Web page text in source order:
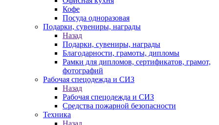
Кофе
Посуда одноразовая
Подарки, сувениры, награды
Назад
Подарки, сувениры, награды
Благодарности, грамоты, дипломы
Рамки для дипломов, сертификатов, грамот,
фотографий
Рабочая спецодежда и СИЗ
Назад
Рабочая спецодежда и СИЗ
Средства пожарной безопасности
Техника
Назад